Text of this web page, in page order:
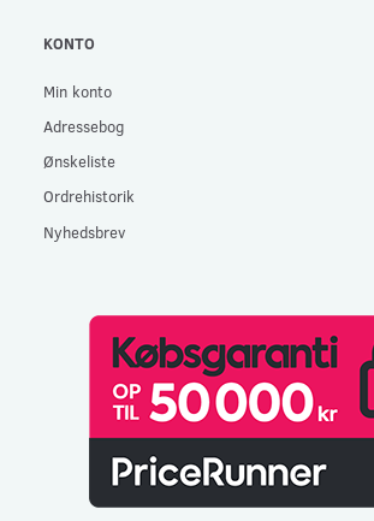
KONTO
Min konto
Adressebog
Ønskeliste
Ordrehistorik
Nyhedsbrev